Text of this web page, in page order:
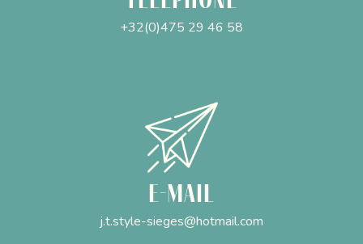
+32(0)475 29 46 58
E-mail
j.t.style-sieges@hotmail.com